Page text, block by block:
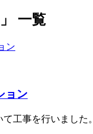
一覧
ョン
工事を行いまし